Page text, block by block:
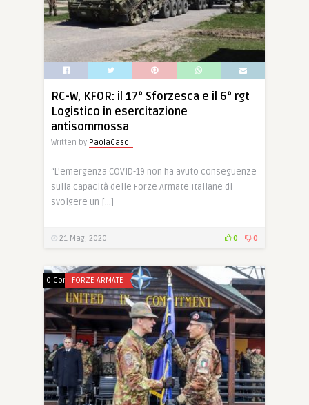
RC-W, KFOR: il 17° Sforzesca e il 6° rgt
Logistico in esercitazione
antisommossa
Written by PaolaCasoli
“L’emergenza COVID-19 non ha avuto conseguenze
sulla capacità delle Forze Armate Italiane di
svolgere un […]
21 Mag, 2020 0 0
0 CommentsFORZE ARMATE